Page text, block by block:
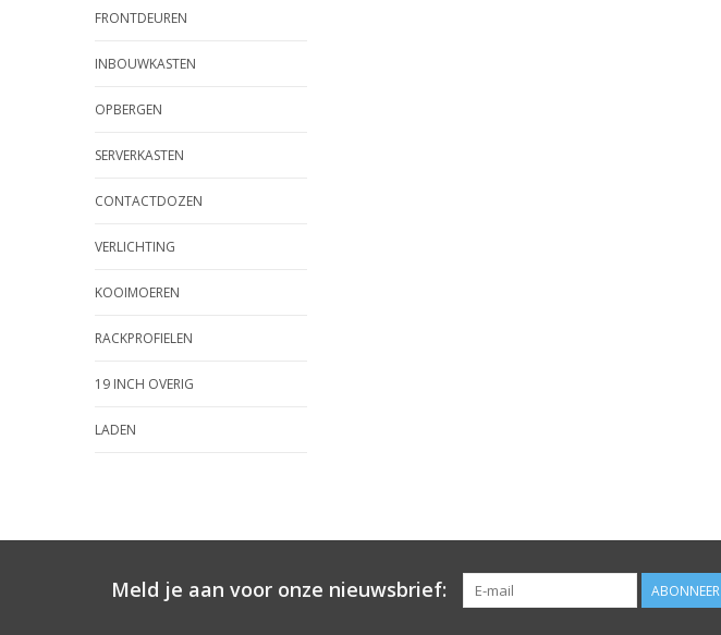
FRONTDEUREN
INBOUWKASTEN
OPBERGEN
SERVERKASTEN
CONTACTDOZEN
VERLICHTING
KOOIMOEREN
RACKPROFIELEN
19 INCH OVERIG
LADEN
Meld je aan voor onze nieuwsbrief: ABONNEER